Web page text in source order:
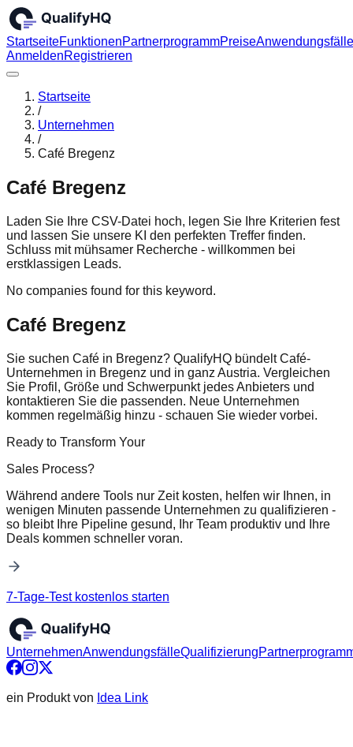
StartseiteFunktionenPartnerprogrammPreiseAnwendungsfälle
AnmeldenRegistrieren
Startseite
/
Unternehmen
/
Café Bregenz
Café Bregenz
Laden Sie Ihre CSV-Datei hoch, legen Sie Ihre Kriterien fest
und lassen Sie unsere KI den perfekten Treffer finden.
Schluss mit mühsamer Recherche - willkommen bei
erstklassigen Leads.
No companies found for this keyword.
Café Bregenz
Sie suchen Café in Bregenz? QualifyHQ bündelt Café-
Unternehmen in Bregenz und in ganz Austria. Vergleichen
Sie Profil, Größe und Schwerpunkt jedes Anbieters und
kontaktieren Sie die passenden. Neue Unternehmen
kommen regelmäßig hinzu - schauen Sie wieder vorbei.
Ready to Transform Your
Sales Process?
Während andere Tools nur Zeit kosten, helfen wir Ihnen, in
wenigen Minuten passende Unternehmen zu qualifizieren -
so bleibt Ihre Pipeline gesund, Ihr Team produktiv und Ihre
Deals kommen schneller voran.
7-Tage-Test kostenlos starten
UnternehmenAnwendungsfälleQualifizierung
ein Produkt von Idea Link